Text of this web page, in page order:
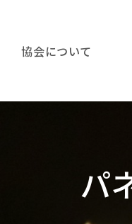
協会について
パ